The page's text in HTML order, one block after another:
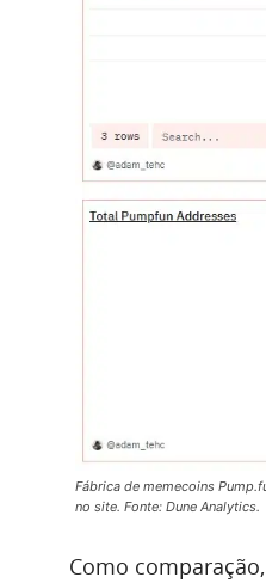
Fábrica de memecoins
no site. Fonte: Dune Analytics.
Como